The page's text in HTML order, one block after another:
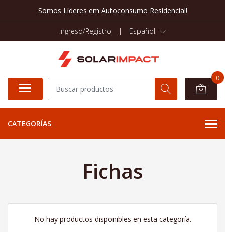
Somos Líderes em Autoconsumo Residencial!
Ingreso/Registro | Español
0
CATEGORÍAS
Fichas
No hay productos disponibles en esta categoría.